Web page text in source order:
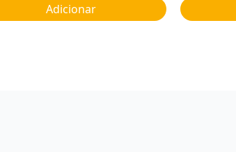
Adicionar